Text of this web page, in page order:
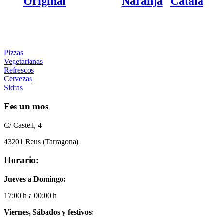
Pizzas
Vegetarianas
Refrescos
Cervezas
Sidras
Fes un mos
C/ Castell, 4
43201 Reus (Tarragona)
Horario:
Jueves a Domingo:
17:00 h a 00:00 h
Viernes, Sábados y festivos: